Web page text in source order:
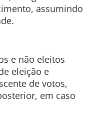
assumindo
e não eleitos
eleição e
de votos,
em caso